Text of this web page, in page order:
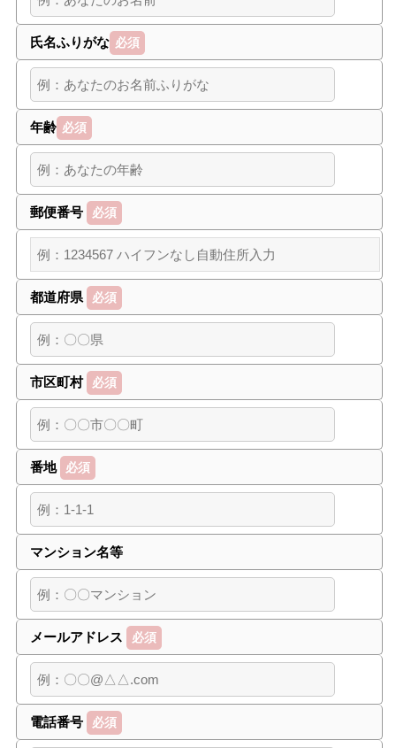
氏名ふりがな 必須
年齢 必須
郵便番号 必須
都道府県 必須
市区町村 必須
番地 必須
マンション名等
メールアドレス 必須
電話番号 必須